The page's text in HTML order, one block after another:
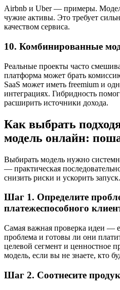
Airbnb и Uber — примеры.
чужие активы. Это требует
качеством сервиса.
10. Комбинированные
Реальные проекты часто
платформа может брать
SaaS может иметь freemium и
интеграциях. Гибридность
расширить источники дохода.
Как выбрать
модель онлайн:
Выбирать модель нужно
— практическая
снизить риски и ускорить запуск.
Шаг 1. Определите
платежеспособного
Самая важная проверка идеи —
проблема и готовы ли они
целевой сегмент и ценностное
модель, если вы не знаете, кто
Шаг 2. Соотнесите